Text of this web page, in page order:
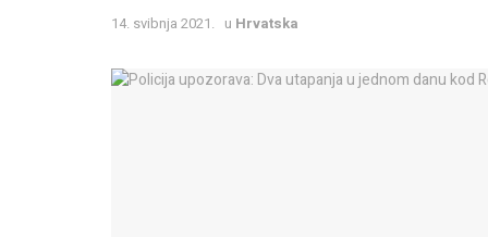
14. svibnja 2021. u Hrvatska